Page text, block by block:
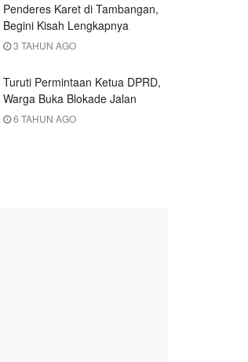
Penderes Karet di Tambangan,
Begini Kisah Lengkapnya
3 TAHUN AGO
Turuti Permintaan Ketua DPRD,
Warga Buka Blokade Jalan
6 TAHUN AGO